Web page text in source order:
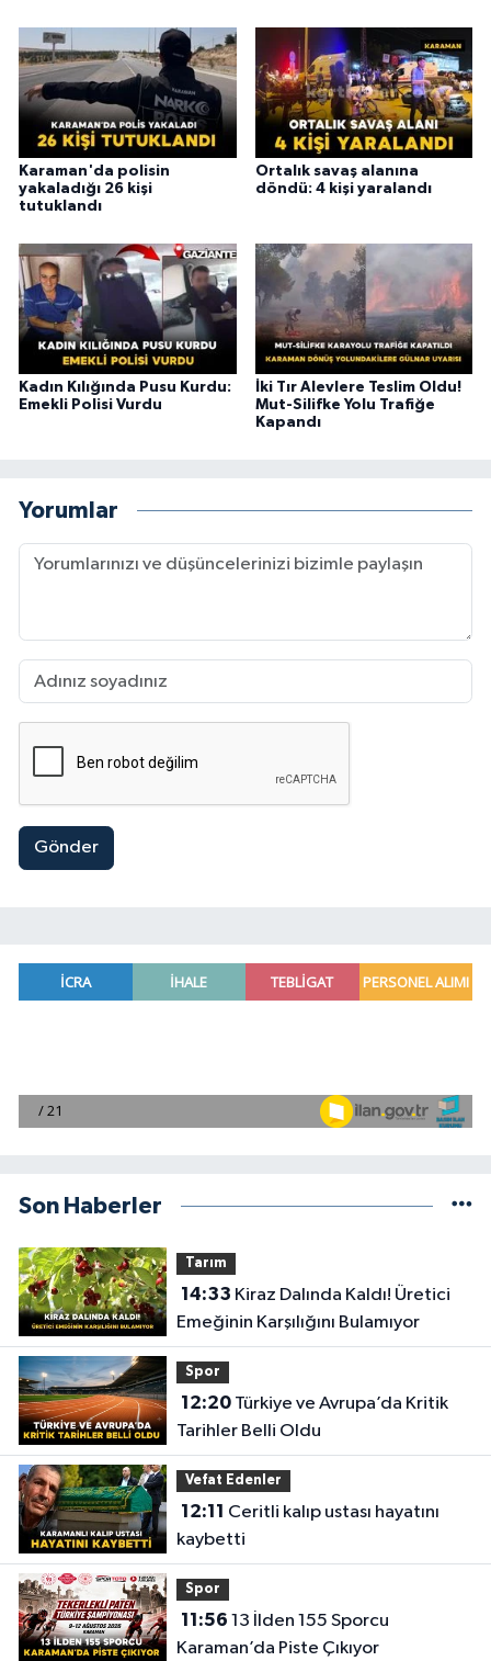
Karaman'da polisin
yakaladığı 26 kişi
tutuklandı
Ortalık savaş alanına
döndü: 4 kişi yaralandı
Kadın Kılığında Pusu Kurdu:
Emekli Polisi Vurdu
İki Tır Alevlere Teslim Oldu!
Mut-Silifke Yolu Trafiğe
Kapandı
Yorumlar
Gönder
Son Haberler
Tarım
14:33
Emeğinin Karşılığını Bulamıyor
Spor
12:20Türkiye ve Avrupa’da Kritik
Tarihler Belli Oldu
Vefat Edenler
12:11
kaybetti
Spor
11:56
Karaman’da Piste Çıkıyor